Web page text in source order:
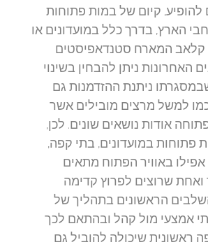
קיום של במות פתוחות
הארץ, בדרך כלל במועדונים או
קלאב המארח סטנדאפיסטים
ניתן להבחין בשינוי
ניתנת ההזדמנות גם
למשל מרצים מובילים אשר
אודות נושאים שונים. לכן,
במועדונים, בתי קפה,
באוויר הפתוח מתאים
שרוצים לפרוץ קדימה
הראשונים בתהליך של
אמצעי מול קהל ובהתאם לכך
שיכולה להוביל גם